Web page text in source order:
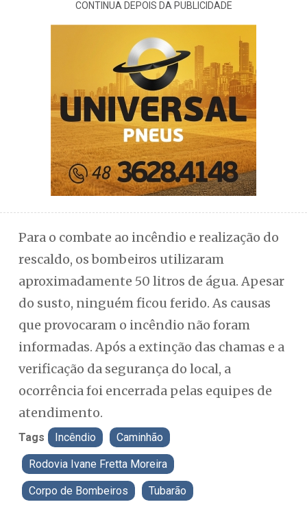
CONTINUA DEPOIS DA PUBLICIDADE
Para o combate ao incêndio e realização do
rescaldo, os bombeiros utilizaram
aproximadamente 50 litros de água. Apesar
do susto, ninguém ficou ferido. As causas
que provocaram o incêndio não foram
informadas. Após a extinção das chamas e a
verificação da segurança do local, a
ocorrência foi encerrada pelas equipes de
atendimento.
Tags Incêndio Caminhão
Rodovia Ivane Fretta Moreira
Corpo de Bombeiros Tubarão